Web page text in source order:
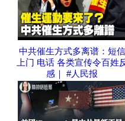
中共催生方式多离谱：短信
上门 电话 各类宣传令百姓
感｜ #人民报